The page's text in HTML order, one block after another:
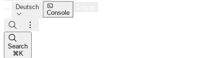
Deutsch


Console



Search
⌘K